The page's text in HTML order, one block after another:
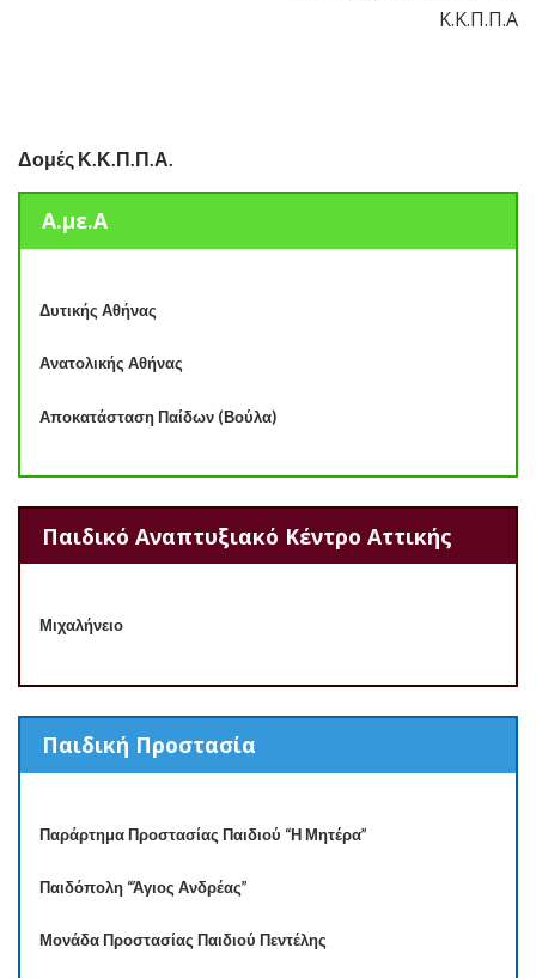
Κ.Κ.Π.Π.Α
Δομές Κ.Κ.Π.Π.Α.
Α.με.Α
Δυτικής Αθήνας
Ανατολικής Αθήνας
Αποκατάσταση Παίδων (Βούλα)
Παιδικό Αναπτυξιακό Κέντρο Αττικής
Μιχαλήνειο
Παιδική Προστασία
Παράρτημα Προστασίας Παιδιού “Η Μητέρα”
Παιδόπολη “Άγιος Ανδρέας”
Μονάδα Προστασίας Παιδιού Πεντέλης